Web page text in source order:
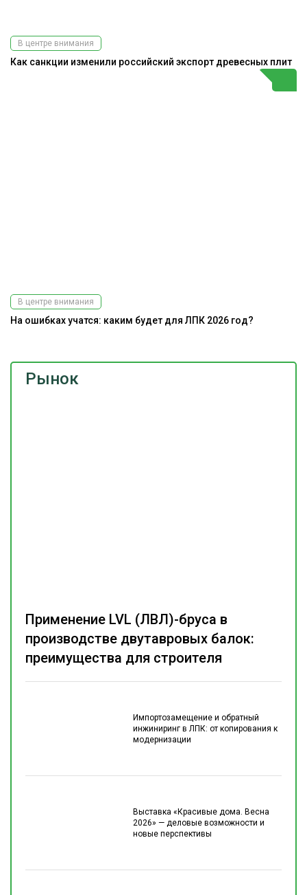
Рынок
Импортозамещение и обратный
инжиниринг в ЛПК: от копирования к
модернизации
Выставка «Красивые дома. Весна
2026» — деловые возможности и
новые перспективы
Применение LVL (ЛВЛ)-бруса в
производстве двутавровых балок:
преимущества для строителя
В центре внимания
Как санкции изменили российский экспорт древесных плит
В центре внимания
На ошибках учатся: каким будет для ЛПК 2026 год?